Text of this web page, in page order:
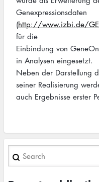
Genexpressionsdaten
(http://www.izbi.de/
für die
Einbindung von
in Analysen eingesetzt.
Neben der Darstellung
seiner Realisierung
auch Ergebnisse erster
Search